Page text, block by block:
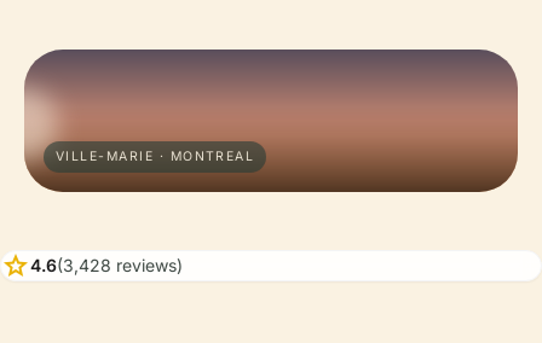
VILLE-MARIE · MONTREAL
star4.6(3,428 reviews)